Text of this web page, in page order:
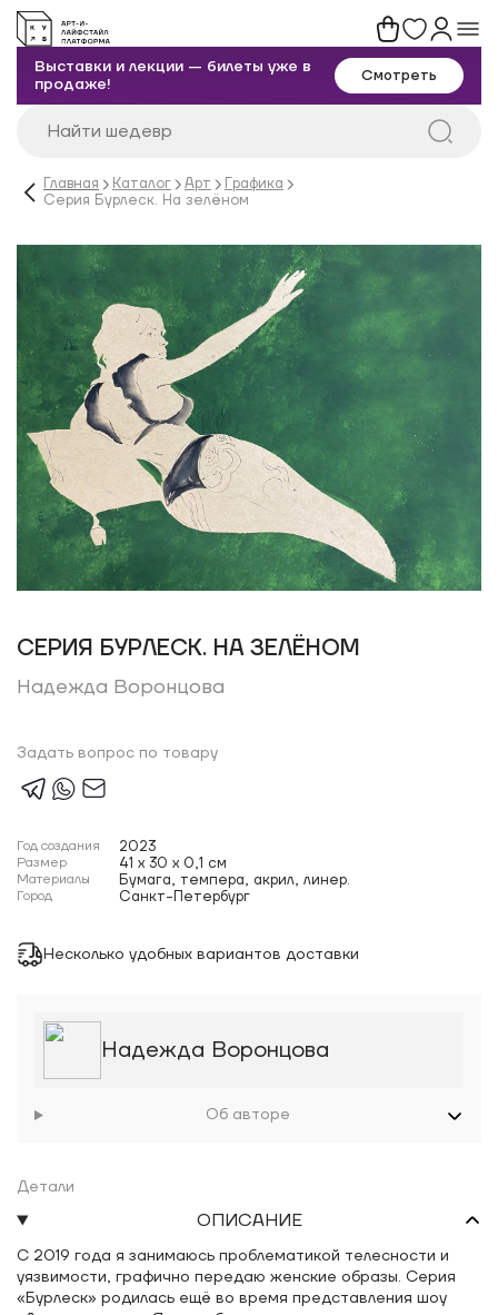
Выставки и лекции — билеты уже в
продаже!
Смотреть
Главная Каталог Арт
Графика
Серия Бурлеск. На зелёном
СЕРИЯ БУРЛЕСК. НА ЗЕЛЁНОМ
Надежда Воронцова
Задать вопрос по товару
Год создания 2023
Размер 41 x 30 x 0,1 см
Материалы Бумага, темпера, акрил, линер.
Город Санкт-Петербург
Несколько удобных вариантов доставки
Надежда Воронцова
Об авторе
Детали
ОПИСАНИЕ
С 2019 года я занимаюсь проблематикой телесности и
уязвимости, графично передаю женские образы. Серия
«Бурлеск» родилась ещё во время представления шоу